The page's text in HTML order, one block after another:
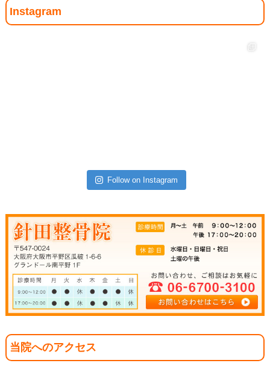
Instagram
Follow on Instagram
当院へのアクセス